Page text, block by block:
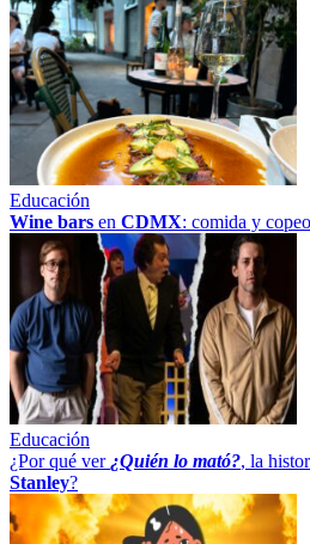
Educación
Wine bars en CDMX: comida y
Educación
¿Por qué ver¿Quién lo mató?, la
Stanley?